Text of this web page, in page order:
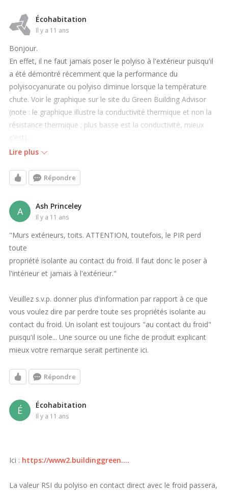
Écohabitation
il y a 11 ans
Bonjour.
En effet, il ne faut jamais poser le polyiso à l'extérieur puisqu'il
a été démontré récemment que la performance du
polyisocyanurate ou polyiso diminue lorsque la température
chute. Voir le graphique sur le site du Green Building Advisor
(note : le graphique illustre la conductivité thermique et non la
résistance thermique ; plus basse est la conductivité, mieux
c'est) :
zis%20-
%20thermal%20conductivity%20of%20a%20variety%20of%20i
nsulations%20as%20a%20function%20of%20mean%20temper
ature.jpg
Pour les détails sur le pourquoi de la perte de sa propriété
isolante, c'est ici:
http://www.greenbuildingadvisor.com/blogs/dept/musings/cold-
climates-r-5-foam-beats-r-6
Bonne lecture
Lire plus
Répondre
A Ash Princeley
il y a 11 ans
"Murs extérieurs, toits. ATTENTION, toutefois, le PIR perd
toute
propriété isolante au contact du froid. Il faut donc le poser à
l'intérieur et jamais à l'extérieur."
Veuillez s.v.p. donner plus d'information par rapport à ce que
vous voulez dire par perdre toute ses propriétés isolante au
contact du froid. Un isolant est toujours "au contact du froid"
puisqu'il isole... Une source ou une fiche de produit explicant
mieux votre remarque serait pertinente ici.
Répondre
É Écohabitation
il y a 11 ans
Ici : https://www2.buildinggreen....
La valeur RSI du polyiso en contact direct avec le froid passera,